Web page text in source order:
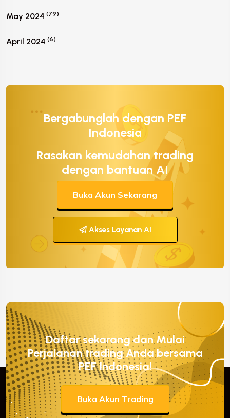
May 2024 (79)
April 2024 (6)
Bergabunglah dengan PEF
Indonesia
Rasakan kemudahan trading
dengan bantuan AI
Buka Akun Sekarang
Akses Layanan AI
Daftar sekarang dan Mulai
Perjalanan trading Anda bersama
PEF Indonesia!
Buka Akun Trading